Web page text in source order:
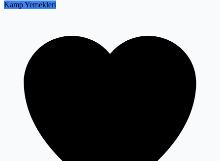
Kamp Yemekleri